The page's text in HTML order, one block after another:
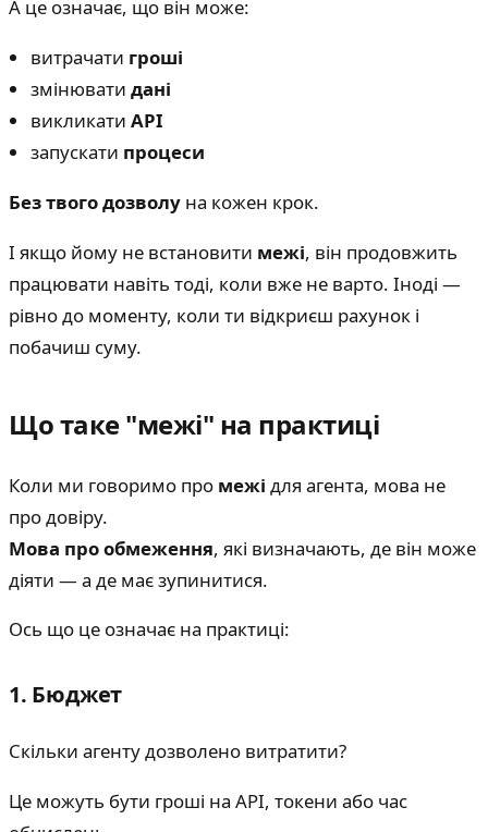
А це означає, що він може:
витрачати гроші
змінювати дані
викликати API
запускати процеси
Без твого дозволу на кожен крок.
І якщо йому не встановити межі, він продовжить
працювати навіть тоді, коли вже не варто. Іноді —
рівно до моменту, коли ти відкриєш рахунок і
побачиш суму.
Що таке "межі" на практиці
Коли ми говоримо про межі для агента, мова не
про довіру.
Мова про обмеження, які визначають, де він може
діяти — а де має зупинитися.
Ось що це означає на практиці:
1. Бюджет
Скільки агенту дозволено витратити?
Це можуть бути гроші на API, токени або час